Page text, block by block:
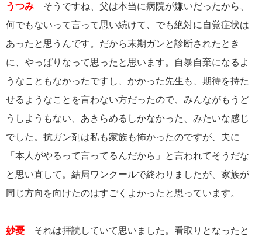
うつみ そうですね、父は本当に病院が嫌いだったから、
何でもないって言って思い続けて、でも絶対に自覚症状は
あったと思うんです。だから末期ガンと診断されたとき
に、やっぱりなって思ったと思います。自暴自棄になるよ
うなこともなかったですし、かかった先生も、期待を持た
せるようなことを言わない方だったので、みんながもうど
うしようもない、あきらめるしかなかった、みたいな感じ
でした。抗ガン剤は私も家族も怖かったのですが、夫に
「本人がやるって言ってるんだから」と言われてそうだな
と思い直して。結局ワンクールで終わりましたが、家族が
同じ方向を向けたのはすごくよかったと思っています。
妙憂 それは拝読していて思いました。看取りとなったと